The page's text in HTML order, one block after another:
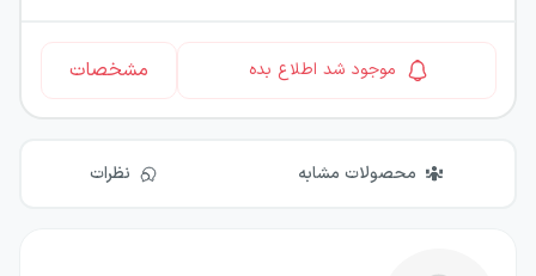
موجود شد اطلاع بده مشخصات
محصولات مشابه نظرات